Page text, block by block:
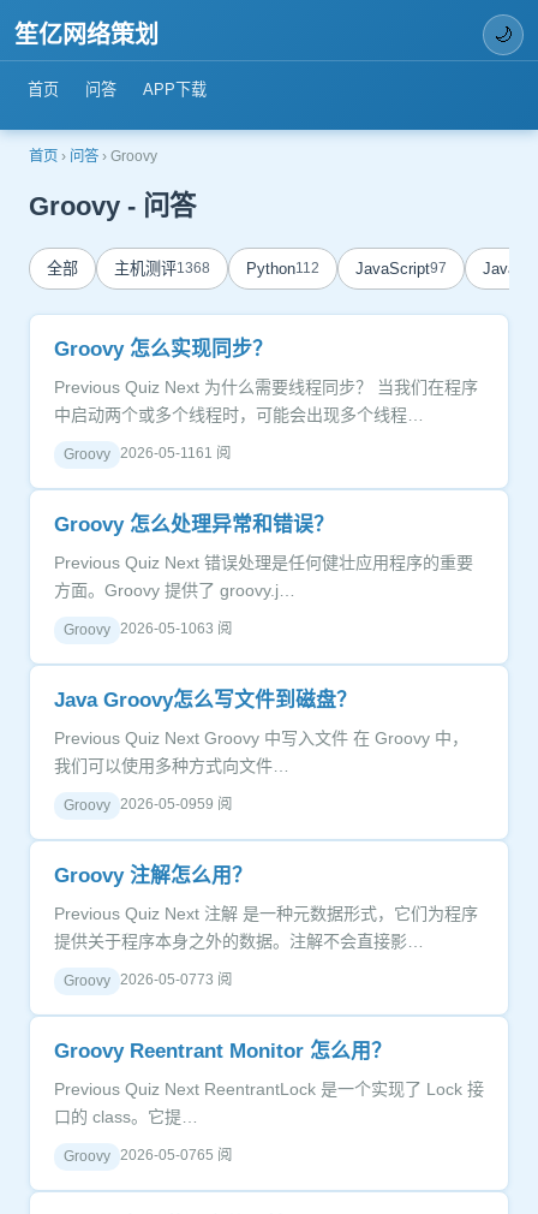
笙亿网络策划 🌙
首页 问答 APP下载
首页 › 问答 › Groovy
Groovy - 问答
全部 主机测评1368 Python112 JavaScript97 Java
Groovy 怎么实现同步？
Previous Quiz Next 为什么需要线程同步？ 当我们在程序
中启动两个或多个线程时，可能会出现多个线程…
Groovy 2026-05-1161 阅
Groovy 怎么处理异常和错误？
Previous Quiz Next 错误处理是任何健壮应用程序的重要
方面。Groovy 提供了 groovy.j…
Groovy 2026-05-1063 阅
Java Groovy怎么写文件到磁盘？
Previous Quiz Next Groovy 中写入文件 在 Groovy 中，
我们可以使用多种方式向文件…
Groovy 2026-05-0959 阅
Groovy 注解怎么用？
Previous Quiz Next 注解 是一种元数据形式，它们为程序
提供关于程序本身之外的数据。注解不会直接影…
Groovy 2026-05-0773 阅
Groovy Reentrant Monitor 怎么用？
Previous Quiz Next ReentrantLock 是一个实现了 Lock 接
口的 class。它提…
Groovy 2026-05-0765 阅